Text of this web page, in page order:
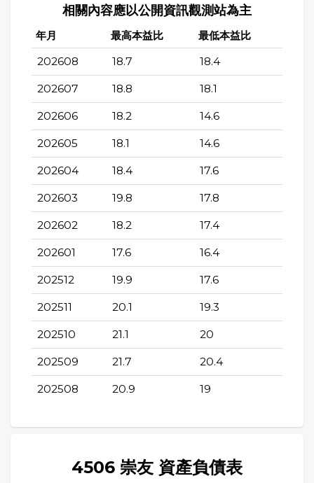
相關內容應以公開資訊觀測站為主
年月 最高本益比 最低本益比
202608 18.7 18.4
202607 18.8 18.1
202606 18.2 14.6
202605 18.1 14.6
202604 18.4 17.6
202603 19.8 17.8
202602 18.2 17.4
202601 17.6 16.4
202512 19.9 17.6
202511 20.1 19.3
202510 21.1 20
202509 21.7 20.4
202508 20.9 19
4506 崇友 資產負債表